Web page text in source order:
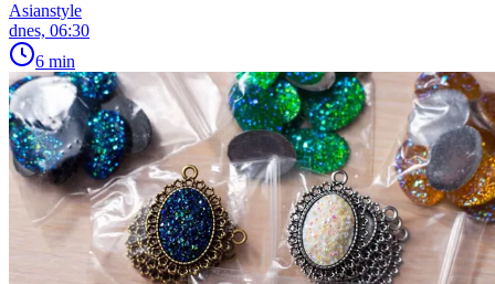
Asianstyle
dnes, 06:30
6 min